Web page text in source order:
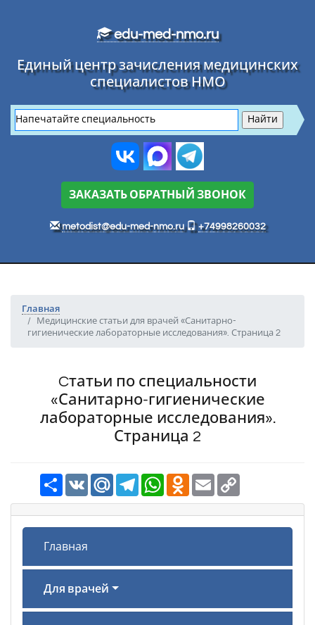
edu-med-nmo.ru
Единый центр зачисления медицинских
специалистов НМО
ЗАКАЗАТЬ ОБРАТНЫЙ ЗВОНОК
metodist@edu-med-nmo.ru +74998260032
Главная
Медицинские статьи для врачей «Санитарно-
гигиенические лабораторные исследования». Страница 2
Cтатьи по специальности
«Санитарно-гигиенические
лабораторные исследования».
Страница 2
РесурсVK Mail.Ru TelegramWhatsAppOdnoklassniki
Email
Главная
Для врачей